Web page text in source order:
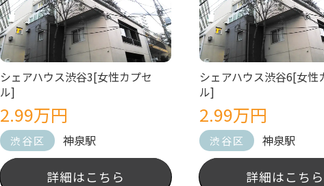
シェアハウス渋谷3[女性カプセ
ル]
2.99万円
渋谷区 神泉駅
詳細はこちら
シェアハウス渋谷6[女性
ル]
2.99万円
渋谷区 神泉駅
詳細はこちら